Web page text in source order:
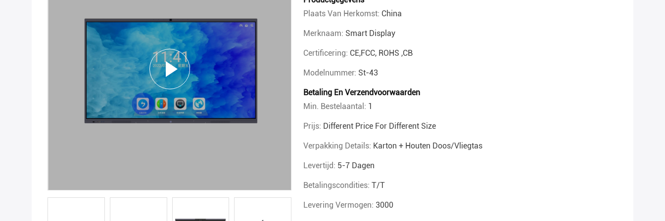
Plaats Van Herkomst: China
Merknaam: Smart Display
Certificering: CE,FCC, ROHS ,CB
Modelnummer: St-43
Betaling En Verzendvoorwaarden
Min. Bestelaantal: 1
Prijs: Different Price For Different Size
Verpakking Details: Karton + Houten Doos/vliegtas
Levertijd: 5-7 Dagen
Betalingscondities: T/T
Levering Vermogen: 3000